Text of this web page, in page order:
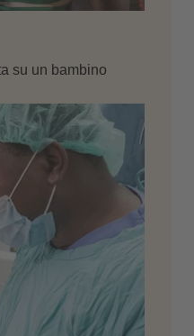
su un bambino